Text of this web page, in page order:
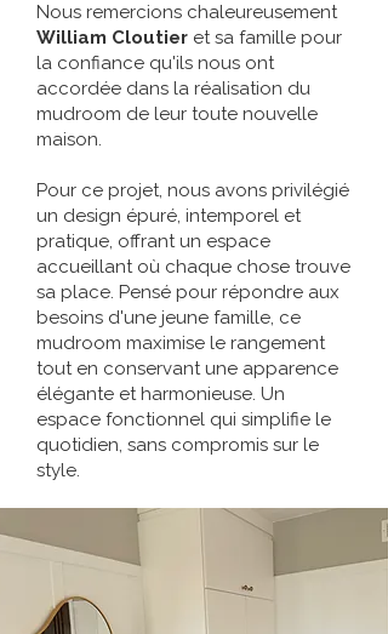
Nous remercions chaleureusement
William Cloutier et sa famille pour
la confiance qu'ils nous ont
accordée dans la réalisation du
mudroom de leur toute nouvelle
maison.
Pour ce projet, nous avons privilégié
un design épuré, intemporel et
pratique, offrant un espace
accueillant où chaque chose trouve
sa place. Pensé pour répondre aux
besoins d'une jeune famille, ce
mudroom maximise le rangement
tout en conservant une apparence
élégante et harmonieuse. Un
espace fonctionnel qui simplifie le
quotidien, sans compromis sur le
style.